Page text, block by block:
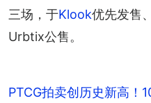
三场，于Klook优先发售
Urbtix公售。
PTCG拍卖创历史新高！